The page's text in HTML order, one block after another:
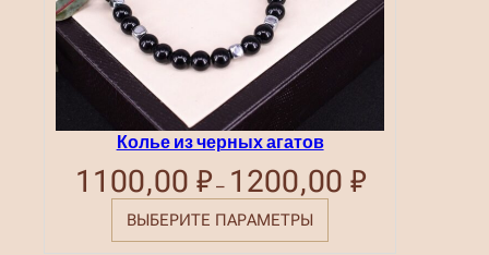
Колье из черных агатов
1100,00 ₽ – 1200,00 ₽Диапазон
ВЫБЕРИТЕ ПАРАМЕТРЫ